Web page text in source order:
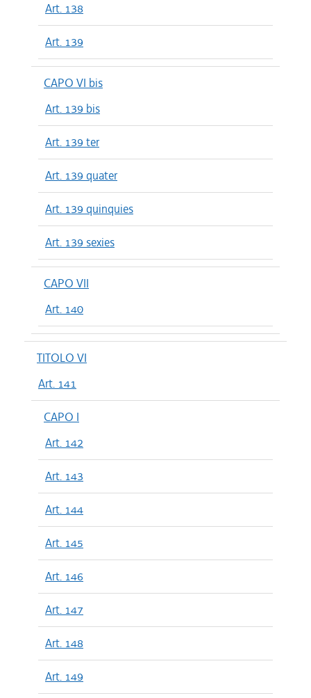
Art. 138
Art. 139
CAPO VI bis
Art. 139 bis
Art. 139 ter
Art. 139 quater
Art. 139 quinquies
Art. 139 sexies
CAPO VII
Art. 140
TITOLO VI
Art. 141
CAPO I
Art. 142
Art. 143
Art. 144
Art. 145
Art. 146
Art. 147
Art. 148
Art. 149